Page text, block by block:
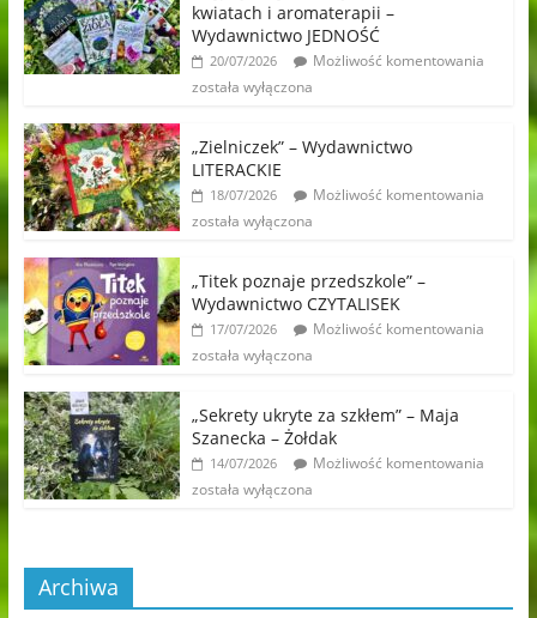
kwiatach i aromaterapii –
Wydawnictwo JEDNOŚĆ
20/07/2026
Możliwość komentowania
została wyłączona
„Zielniczek” – Wydawnictwo
LITERACKIE
18/07/2026
Możliwość komentowania
została wyłączona
„Titek poznaje przedszkole” –
Wydawnictwo CZYTALISEK
17/07/2026
Możliwość komentowania
została wyłączona
„Sekrety ukryte za szkłem” – Maja
Szanecka – Żołdak
14/07/2026
Możliwość komentowania
została wyłączona
Archiwa